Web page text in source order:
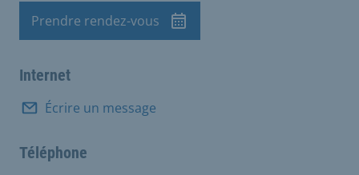
Rendez-vous
Prendre rendez-vous
Internet
Écrire un message
Téléphone